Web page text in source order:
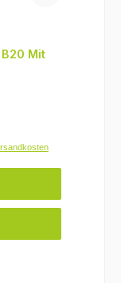
Mit